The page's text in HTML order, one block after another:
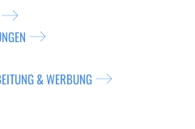
& WERBUNG